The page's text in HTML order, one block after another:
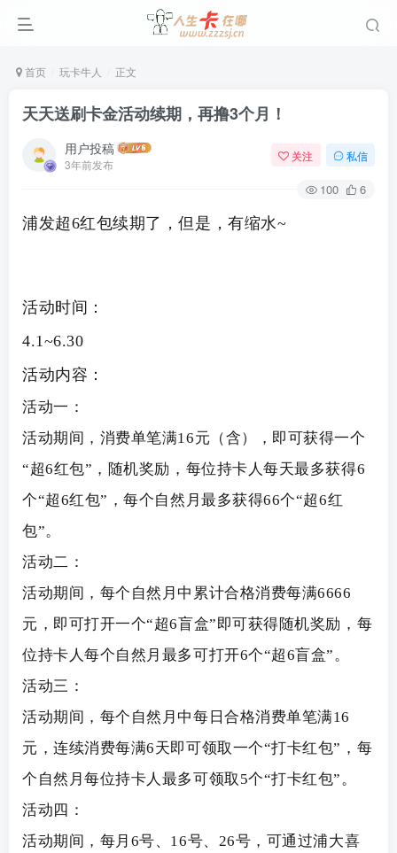
首页 玩卡牛人 正文
天天送刷卡金活动续期，再撸3个月！
用户投稿
3年前发布
关注 私信
100 6
浦发超6红包续期了，但是，有缩水~
活动时间：
4.1~6.30
活动内容：
活动一：
活动期间，消费单笔满16元（含），即可获得一个
“超6红包”，随机奖励，每位持卡人每天最多获得6
个“超6红包”，每个自然月最多获得66个“超6红
包”。
活动二：
活动期间，每个自然月中累计合格消费每满6666
元，即可打开一个“超6盲盒”即可获得随机奖励，每
位持卡人每个自然月最多可打开6个“超6盲盒”。
活动三：
活动期间，每个自然月中每日合格消费单笔满16
元，连续消费每满6天即可领取一个“打卡红包”，每
个自然月每位持卡人最多可领取5个“打卡红包”。
活动四：
活动期间，每月6号、16号、26号，可通过浦大喜